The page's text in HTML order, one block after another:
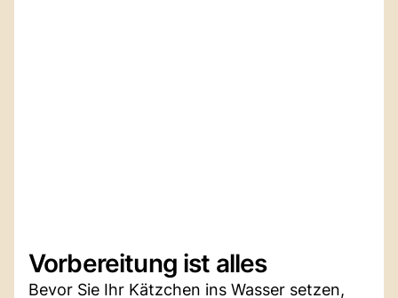
Vorbereitung ist alles
Bevor Sie Ihr Kätzchen ins Wasser setzen,